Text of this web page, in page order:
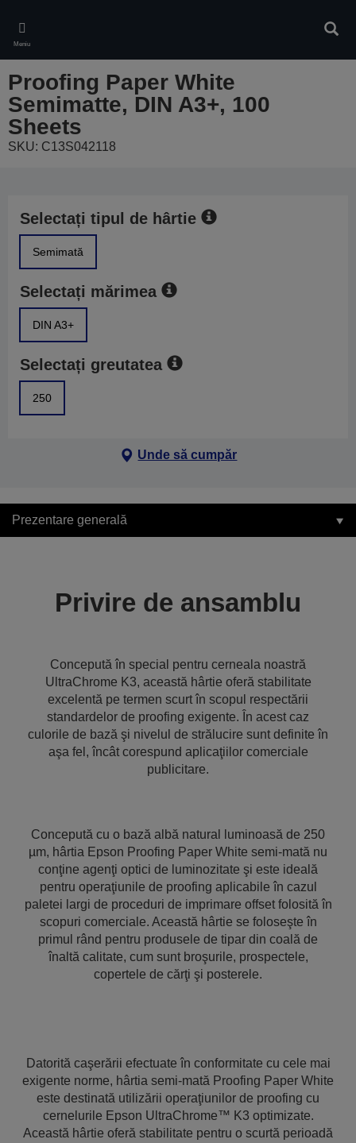
main
content
Meniu
Proofing Paper White
Semimatte, DIN A3+, 100
Sheets
SKU: C13S042118
Selectați tipul de hârtie
Semimată
Selectați mărimea
DIN A3+
Selectați greutatea
250
Unde să cumpăr
Prezentare generală
Privire de ansamblu
Concepută în special pentru cerneala noastră
UltraChrome K3, această hârtie oferă stabilitate
excelentă pe termen scurt în scopul respectării
standardelor de proofing exigente. În acest caz
culorile de bază şi nivelul de strălucire sunt definite în
aşa fel, încât corespund aplicaţiilor comerciale
publicitare.
Concepută cu o bază albă natural luminoasă de 250
µm, hârtia Epson Proofing Paper White semi-mată nu
conţine agenţi optici de luminozitate şi este ideală
pentru operaţiunile de proofing aplicabile în cazul
paletei largi de proceduri de imprimare offset folosită în
scopuri comerciale. Această hârtie se foloseşte în
primul rând pentru produsele de tipar din coală de
înaltă calitate, cum sunt broşurile, prospectele,
copertele de cărţi şi posterele.
Datorită caşerării efectuate în conformitate cu cele mai
exigente norme, hârtia semi-mată Proofing Paper White
este destinată utilizării operaţiunilor de proofing cu
cernelurile Epson UltraChrome™ K3 optimizate.
Această hârtie oferă stabilitate pentru o scurtă perioadă